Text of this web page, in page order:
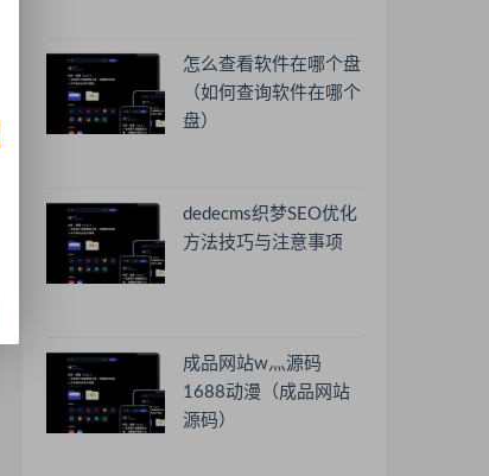
怎么查看软件在哪个盘
（如何查询软件在哪个
盘）
dedecms织梦SEO优化
方法技巧与注意事项
成品网站w灬源码
1688动漫（成品网站
源码）